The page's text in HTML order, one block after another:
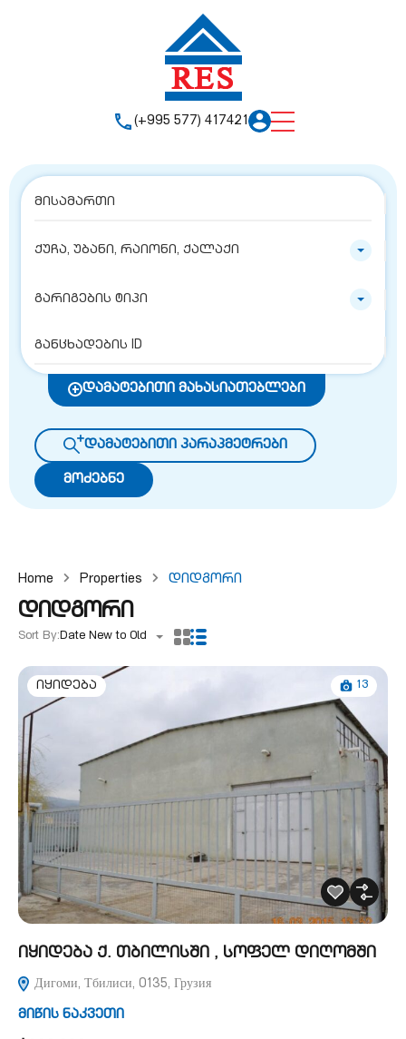
(+995 577) 417421
ქუჩა, უბანი, რაიონი, ქალაქი
გარიგების ტიპი
დამატებითი მახასიათებლები
დამატებითი პარაპმეტრები
მოძებნე
Home Properties Დიდგორი
დიდგორი
Sort By:Date New to Old
იყიდება 13
იყიდება ქ. თბილისში , სოფელ დიღომში
Дигоми, Тбилиси, 0135, Грузия
მიწის ნაკვეთი